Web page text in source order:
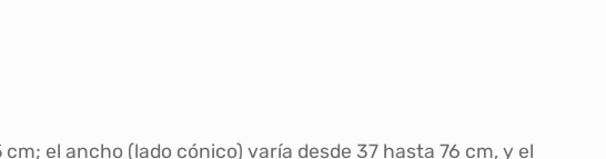
el ancho (lado cónico) varía desde 37 hasta 76 cm, y el